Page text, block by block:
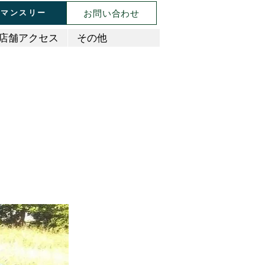
マンスリー お問い合わせ
舗アクセス その他